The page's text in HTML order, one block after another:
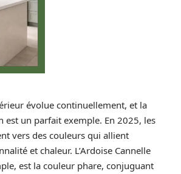
évolue continuellement, et la
est un parfait exemple. En 2025, les
vers des couleurs qui allient
et chaleur. L’Ardoise Cannelle
est la couleur phare, conjuguant